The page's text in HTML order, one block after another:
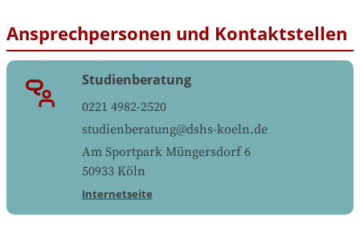
Ansprechpersonen und Kontaktstellen
Studienberatung
0221 4982-2520
studienberatung@dshs-koeln.de
Am Sportpark Müngersdorf 6
50933 Köln
Internetseite